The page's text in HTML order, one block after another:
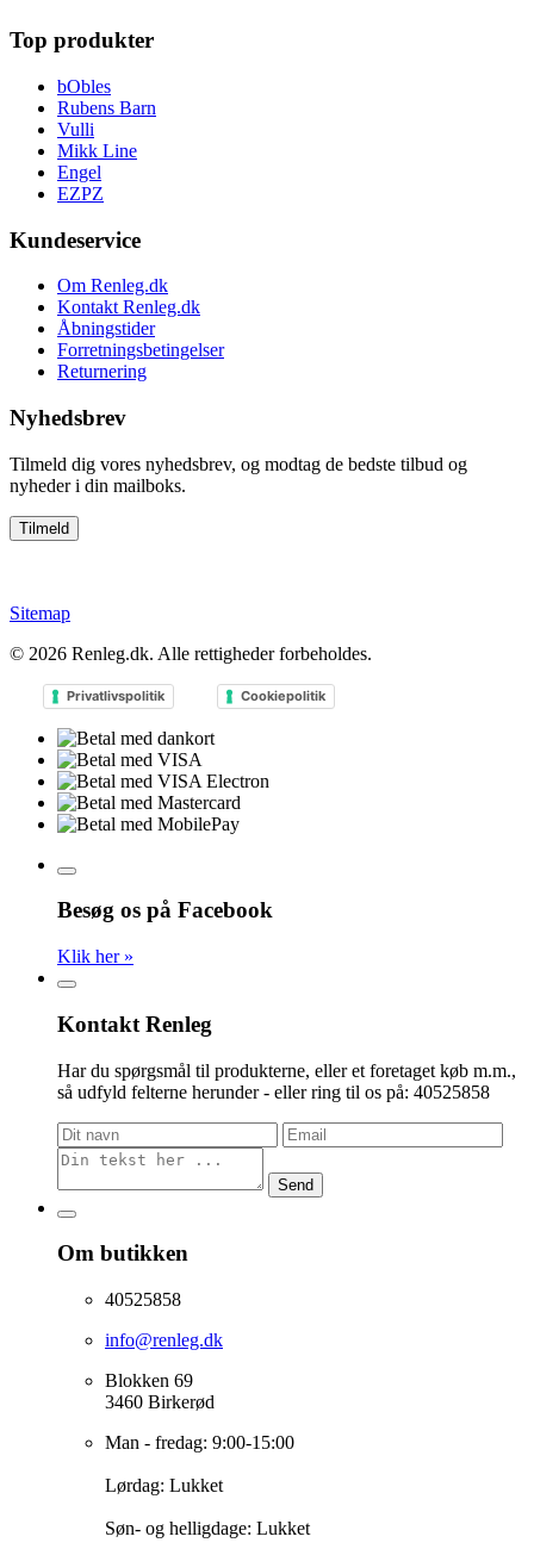
Top produkter
bObles
Rubens Barn
Vulli
Mikk Line
Engel
EZPZ
Kundeservice
Om Renleg.dk
Kontakt Renleg.dk
Åbningstider
Forretningsbetingelser
Returnering
Nyhedsbrev
Tilmeld dig vores nyhedsbrev, og modtag de bedste tilbud og
nyheder i din mailboks.
Sitemap
© 2026 Renleg.dk. Alle rettigheder forbeholdes.
Privatlivspolitik Cookiepolitik
Besøg os på Facebook
Klik her »
Kontakt Renleg
Har du spørgsmål til produkterne, eller et foretaget køb m.m.,
så udfyld felterne herunder - eller ring til os på: 40525858
Send
Om butikken
40525858
info@renleg.dk
Blokken 69
3460 Birkerød
Man - fredag: 9:00-15:00
Lørdag: Lukket
Søn- og helligdage: Lukket